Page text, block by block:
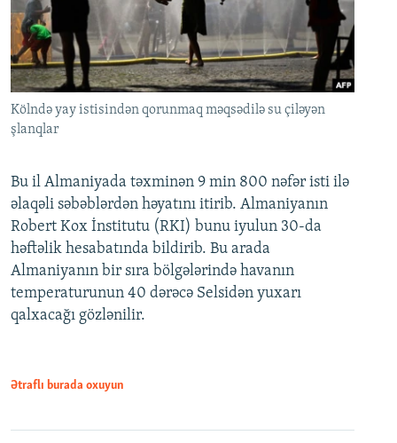
Kölndə yay istisindən qorunmaq məqsədilə su çiləyən
şlanqlar
Bu il Almaniyada təxminən 9 min 800 nəfər isti ilə
əlaqəli səbəblərdən həyatını itirib. Almaniyanın
Robert Kox İnstitutu (RKI) bunu iyulun 30-da
həftəlik hesabatında bildirib. Bu arada
Almaniyanın bir sıra bölgələrində havanın
temperaturunun 40 dərəcə Selsidən yuxarı
qalxacağı gözlənilir.
Ətraflı burada oxuyun